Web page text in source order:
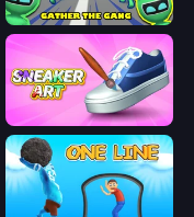
Road Battle: Gather the Gang
Sneaker Art